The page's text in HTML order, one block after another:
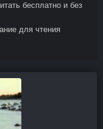
бесплатно и без
для чтения